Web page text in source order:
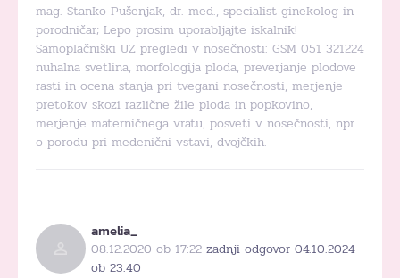
mag. Stanko Pušenjak, dr. med., specialist ginekolog in
porodničar; Lepo prosim uporabljajte iskalnik!
Samoplačniški UZ pregledi v nosečnosti: GSM 051 321224
nuhalna svetlina, morfologija ploda, preverjanje plodove
rasti in ocena stanja pri tvegani nosečnosti, merjenje
pretokov skozi različne žile ploda in popkovino,
merjenje materničnega vratu, posveti v nosečnosti, npr.
o porodu pri medenični vstavi, dvojčkih.
amelia_
08.12.2020 ob 17:22 zadnji odgovor 04.10.2024
ob 23:40